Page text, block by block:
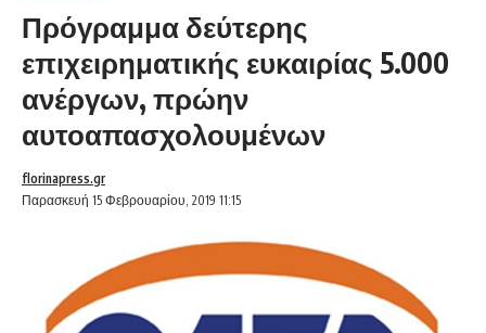
Πρόγραμμα δεύτερης
επιχειρηματικής ευκαιρίας 5.000
ανέργων, πρώην
αυτοαπασχολουμένων
Παρασκευή 15 Φεβρουαρίου, 2019 11:15
florinapress.gr